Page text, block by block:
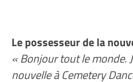
Le possesseur de la
« Bonjour tout le monde.
nouvelle à Cemetery